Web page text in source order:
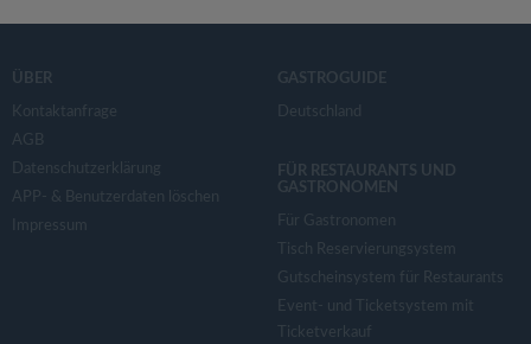
ÜBER
Kontaktanfrage
AGB
Datenschutzerklärung
APP- & Benutzerdaten löschen
Impressum
GASTROGUIDE
Deutschland
FÜR RESTAURANTS UND
GASTRONOMEN
Für Gastronomen
Tisch Reservierungsystem
Gutscheinsystem für Restaurants
Event- und Ticketsystem mit
Ticketverkauf